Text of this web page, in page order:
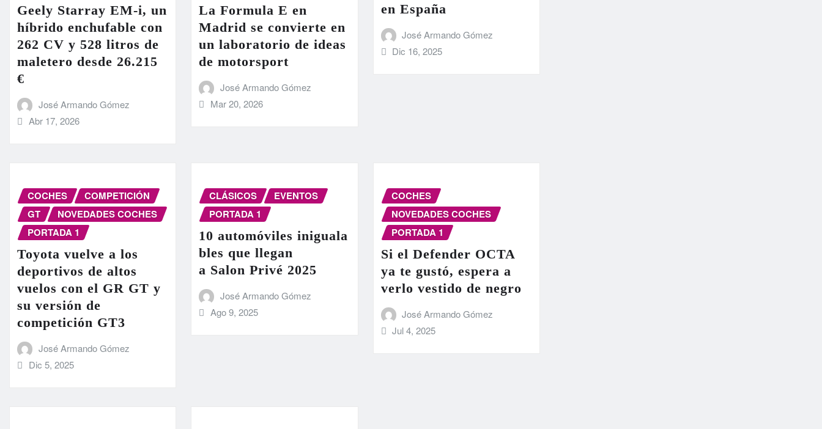
Geely Starray EM-i, un
híbrido enchufable con
262 CV y 528 litros de
maletero desde 26.215
€
José Armando Gómez
Abr 17, 2026
La Formula E en
Madrid se convierte en
un laboratorio de ideas
de motorsport
José Armando Gómez
Mar 20, 2026
en España
José Armando Gómez
Dic 16, 2025
COCHES
COMPETICIÓN
GT
NOVEDADES COCHES
PORTADA 1
Toyota vuelve a los
deportivos de altos
vuelos con el GR GT y
su versión de
competición GT3
José Armando Gómez
Dic 5, 2025
CLÁSICOS
EVENTOS
PORTADA 1
10 automóviles iniguala
bles que llegan
a Salon Privé 2025
José Armando Gómez
Ago 9, 2025
COCHES
NOVEDADES COCHES
PORTADA 1
Si el Defender OCTA
ya te gustó, espera a
verlo vestido de negro
José Armando Gómez
Jul 4, 2025